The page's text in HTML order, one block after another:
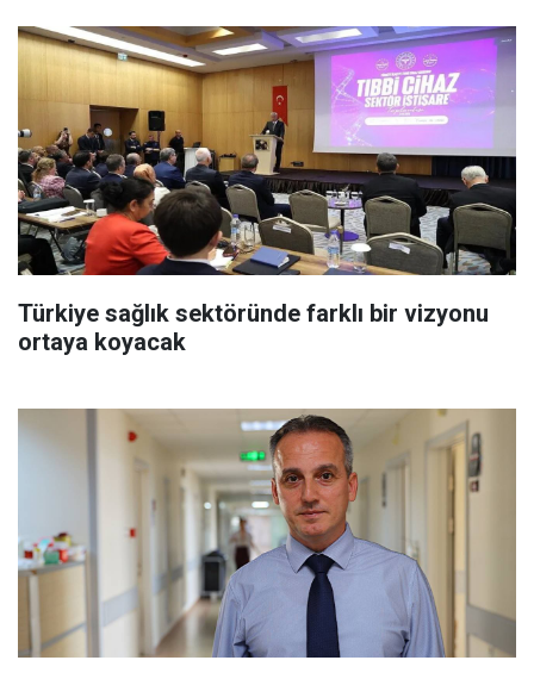
Türkiye sağlık sektöründe farklı bir vizyonu
ortaya koyacak